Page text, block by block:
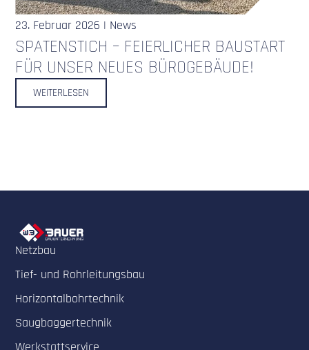
23. Februar 2026 | News
SPATENSTICH – FEIERLICHER BAUSTART
FÜR UNSER NEUES BÜROGEBÄUDE!
WEITERLESEN
Netzbau
Tief- und Rohrleitungsbau
Horizontalbohrtechnik
Saugbaggertechnik